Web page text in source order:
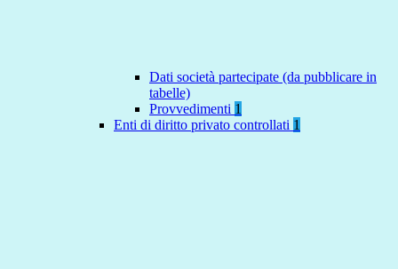
Dati società partecipate (da pubblicare in
tabelle)
Provvedimenti 1
Enti di diritto privato controllati 1